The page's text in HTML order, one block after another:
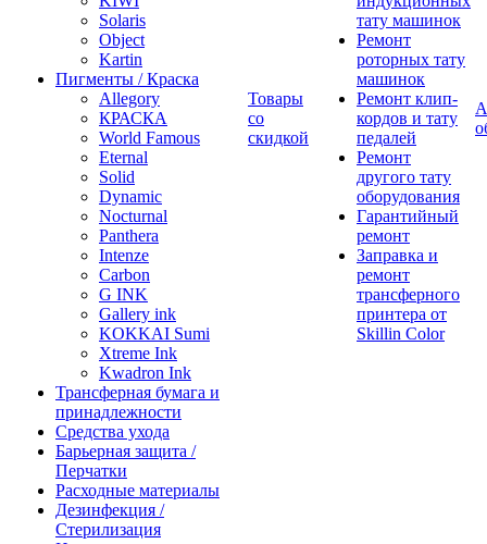
Solaris
Object
Kartin
Пигменты / Краска
Allegory
КРАСКА
World Famous
Eternal
Solid
Dynamic
Nocturnal
Panthera
Intenze
Carbon
G INK
Gallery ink
KOKKAI Sumi
Xtreme Ink
Kwadron Ink
Трансферная бумага и
принадлежности
Средства ухода
Барьерная защита /
Перчатки
Расходные материалы
Дезинфекция /
Стерилизация
Товары
со
скидкой
тату машинок
Ремонт
роторных тату
машинок
Ремонт клип-
кордов и тату
педалей
Ремонт
другого тату
оборудования
Гарантийный
ремонт
Заправка и
ремонт
трансферного
принтера от
Skillin Color